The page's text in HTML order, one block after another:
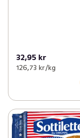
32,95 kr
126,73 kr /kg